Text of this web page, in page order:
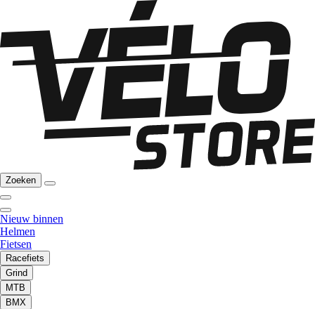
Zoeken
Nieuw binnen
Helmen
Fietsen
Racefiets
Grind
MTB
BMX